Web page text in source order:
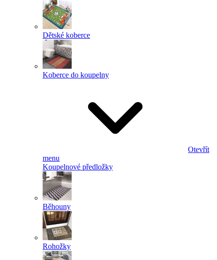
Dětské koberce
Koberce do koupelny
Otevřít
menu
Koupelnové předložky
Běhouny
Rohožky